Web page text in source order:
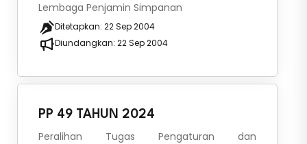
Lembaga Penjamin Simpanan
Ditetapkan: 22 Sep 2004
Diundangkan: 22 Sep 2004
PP 49 TAHUN 2024
Peralihan Tugas Pengaturan dan